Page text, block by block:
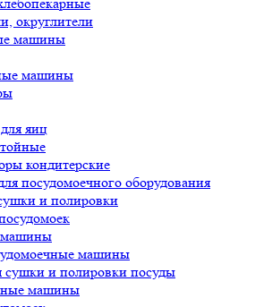
округлители
машины
машины
яиц
кондитерские
посудомоечного оборудования
и полировки
машины
машины
и полировки посуды
машины